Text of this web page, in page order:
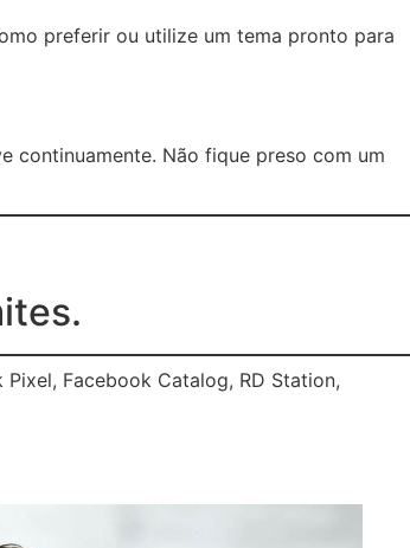
preferir ou utilize um tema pronto para
continuamente. Não fique preso com um
Facebook Catalog, RD Station,